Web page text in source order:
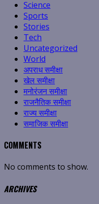
Science
Sports
Stories
Tech
Uncategorized
World
अपराध समीक्षा
खेल समीक्षा
मनोरंजन समीक्षा
राजनैतिक समीक्षा
राज्य समीक्षा
समाजिक समीक्षा
COMMENTS
No comments to show.
ARCHIVES